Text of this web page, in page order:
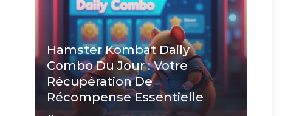
Hamster Kombat Daily
Combo Du Jour : Votre
Récupération De
Récompense Essentielle